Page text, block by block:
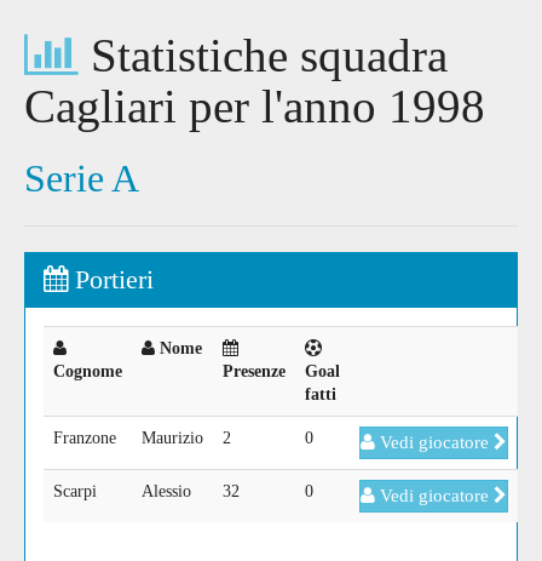
Statistiche squadra
Cagliari per l'anno 1998
Serie A
Portieri
Cognome
Nome
Presenze
Goal
fatti
Franzone Maurizio 2 0 Vedi giocatore
Scarpi Alessio 32 0 Vedi giocatore